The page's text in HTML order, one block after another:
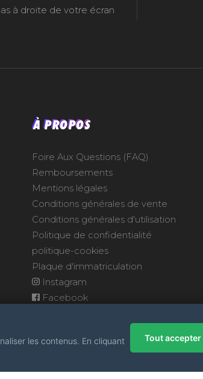
à droite de votre écran
À PROPOS
Foire Aux Questions (FAQ)
Remboursements
Mentions légales
Conditions générales de vente
Conditions générales d'utilisation
Politique de confidentialité
politique-cookies
Plaque d'immatriculation
Instagram
Facebook
les contenus. En cliquant
Tout accepter